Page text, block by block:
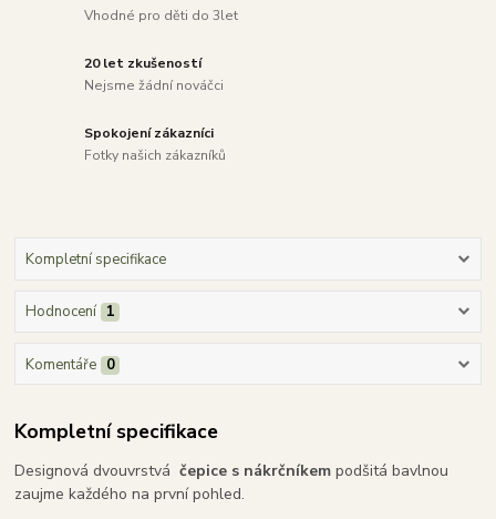
Vhodné pro děti do 3let
20 let zkušeností
Nejsme žádní nováčci
Spokojení zákazníci
Fotky našich zákazníků
Kompletní specifikace
Hodnocení 1
Komentáře 0
Kompletní specifikace
Designová dvouvrstvá čepice s nákrčníkem podšitá bavlnou
zaujme každého na první pohled.